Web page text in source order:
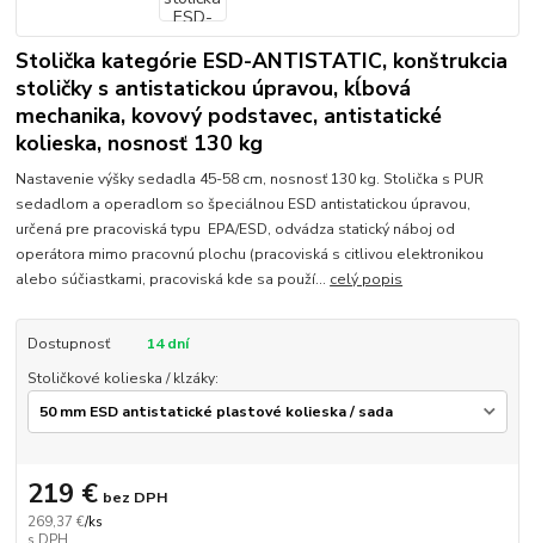
Stolička kategórie ESD-ANTISTATIC, konštrukcia
stoličky s antistatickou úpravou, kĺbová
mechanika, kovový podstavec, antistatické
kolieska, nosnosť 130 kg
Nastavenie výšky sedadla 45-58 cm, nosnosť 130 kg. Stolička s PUR
sedadlom a operadlom so špeciálnou ESD antistatickou úpravou,
určená pre pracoviská typu EPA/ESD, odvádza statický náboj od
operátora mimo pracovnú plochu (pracoviská s citlivou elektronikou
alebo súčiastkami, pracoviská kde sa použí... celý popis
Dostupnosť
14 dní
Stoličkové kolieska / klzáky:
269,37 €/ks
219 € bez DPH